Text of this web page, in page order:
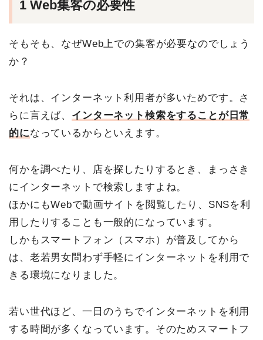
1 Web集客の必要性
そもそも、なぜWeb上での集客が必要なのでしょう
か？
それは、インターネット利用者が多いためです。さ
らに言えば、 インターネット検索をすることが日常
的になっているからといえます。
何かを調べたり、店を探したりするとき、まっさき
にインターネットで検索しますよね。
ほかにもWebで動画サイトを閲覧したり、SNSを利
用したりすることも一般的になっています。
しかもスマートフォン（スマホ）が普及してから
は、老若男女問わず手軽にインターネットを利用で
きる環境になりました。
若い世代ほど、一日のうちでインターネットを利用
する時間が多くなっています。そのためスマートフ